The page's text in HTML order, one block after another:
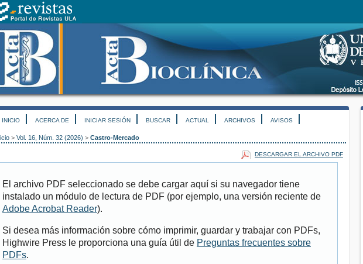
INICIO ACERCA DE INICIAR SESIÓN BUSCAR ACTUAL ARCHIVOS AVISOS
> Vol. 16, Núm. 32 (2026) > Castro-Mercado
DESCARGAR EL ARCHIVO PDF
El archivo PDF seleccionado se debe cargar aquí si su navegador tiene
instalado un módulo de lectura de PDF (por ejemplo, una versión reciente de
Adobe Acrobat Reader).
Si desea más información sobre cómo imprimir, guardar y trabajar con PDFs,
Highwire Press le proporciona una guía útil de Preguntas frecuentes sobre
PDFs.